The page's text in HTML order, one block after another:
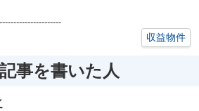
収益物件
事を書いた人